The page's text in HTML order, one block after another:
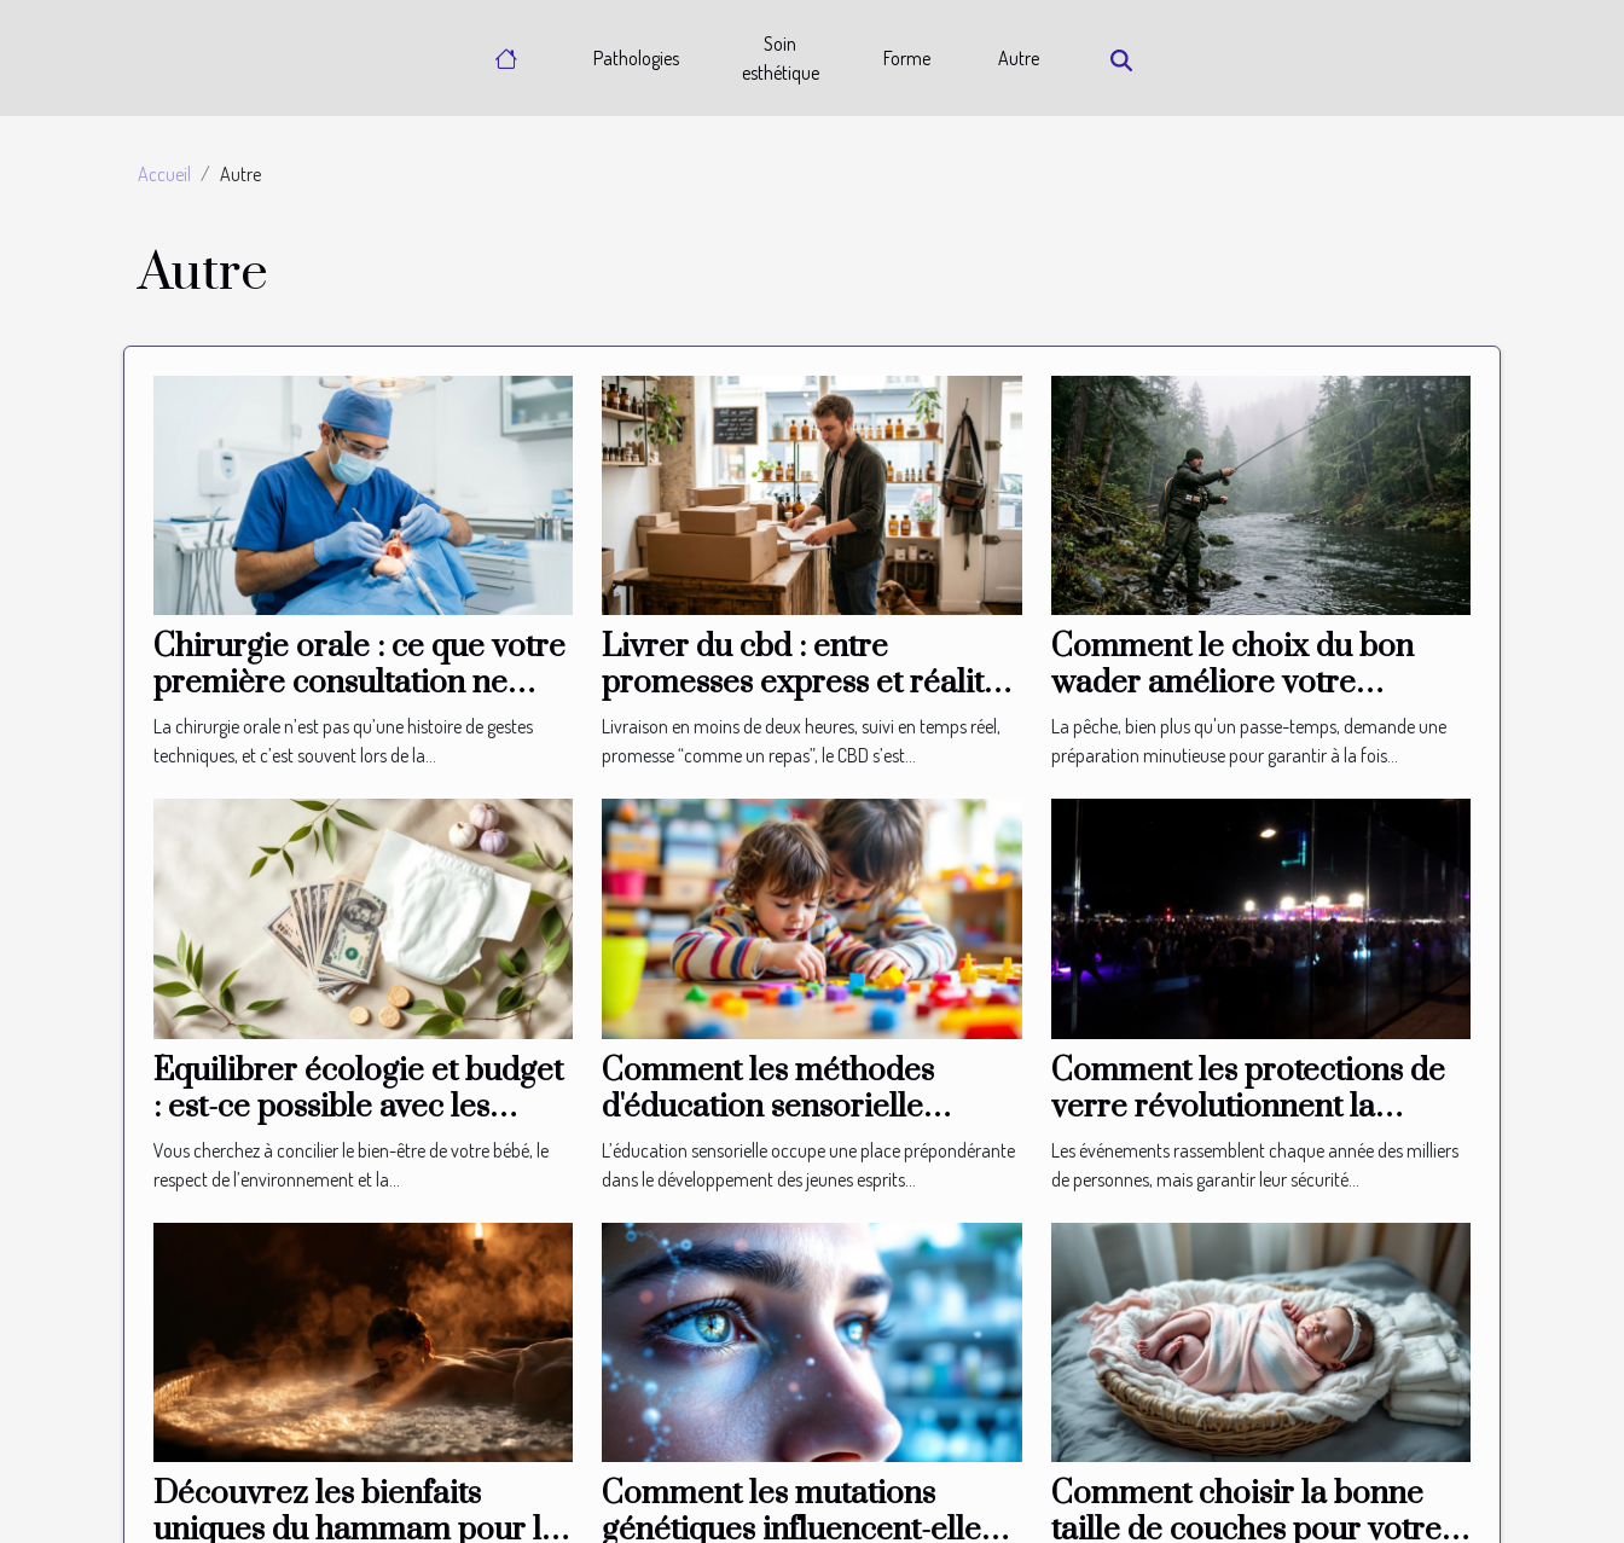
Pathologies
Soin
esthétique
Forme Autre
Accueil Autre
Autre
Chirurgie orale : ce que votre
première consultation ne
vous révélera jamais
La chirurgie orale n’est pas qu’une histoire de gestes
techniques, et c’est souvent lors de la...
Livrer du cbd : entre
promesses express et réalité
logistique en boutique
Livraison en moins de deux heures, suivi en temps réel,
promesse “comme un repas”, le CBD s’est...
Comment le choix du bon
wader améliore votre
expérience de pêche ?
La pêche, bien plus qu'un passe-temps, demande une
préparation minutieuse pour garantir à la fois...
Équilibrer écologie et budget
: est-ce possible avec les
couches bio ?
Vous cherchez à concilier le bien-être de votre bébé, le
respect de l’environnement et la...
Comment les méthodes
d'éducation sensorielle
façonnent-elles les jeunes
esprits ?
L’éducation sensorielle occupe une place prépondérante
dans le développement des jeunes esprits...
Comment les protections de
verre révolutionnent la
sécurité des événements ?
Les événements rassemblent chaque année des milliers
de personnes, mais garantir leur sécurité...
Découvrez les bienfaits
uniques du hammam pour la
Comment les mutations
génétiques influencent-elles
Comment choisir la bonne
taille de couches pour votre